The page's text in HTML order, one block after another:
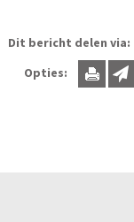
Dit bericht delen via:
Opties: